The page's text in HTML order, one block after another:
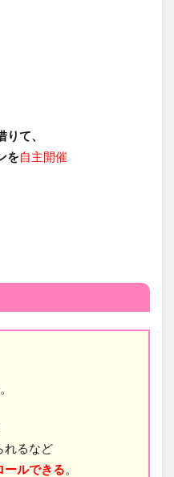
て、
を自主開催
れるなど
ールできる。